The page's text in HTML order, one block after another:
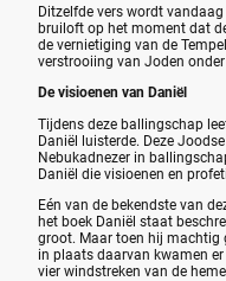
Ditzelfde vers wordt
bruiloft op het moment dat
de vernietiging van de
verstrooiing van Joden
De visioenen van Daniël
Tijdens deze ballingschap
Daniël luisterde. Deze
Nebukadnezer in
Daniël die visioenen en
Eén van de bekendste van
het boek Daniël staat
groot. Maar toen hij machtig
in plaats daarvan kwamen
vier windstreken van de